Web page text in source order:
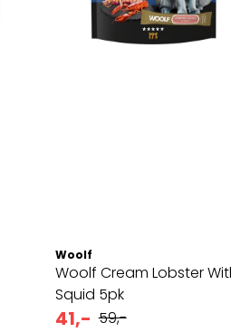
Woolf
Woolf Cream Lobster
Squid 5pk
41,- 59,-